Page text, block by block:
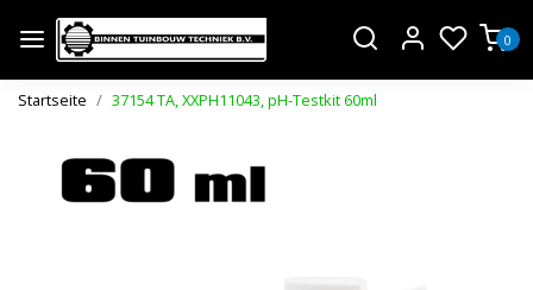
0
Startseite 37154 TA, XXPH11043, pH-Testkit 60ml